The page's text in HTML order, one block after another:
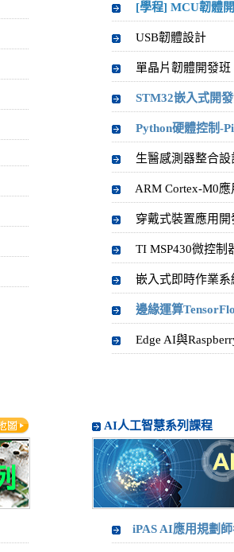
[學程] MCU韌體
USB韌體設計
單晶片韌體開發班
STM32嵌入式開
Python硬體控制-
生醫感測器整合設
ARM Cortex-M0
穿戴式裝置應用開
TI MSP430微控制
嵌入式即時作業系
邊緣運算
Edge AI與
AI人工智慧系列課程
iPAS AI應用規劃